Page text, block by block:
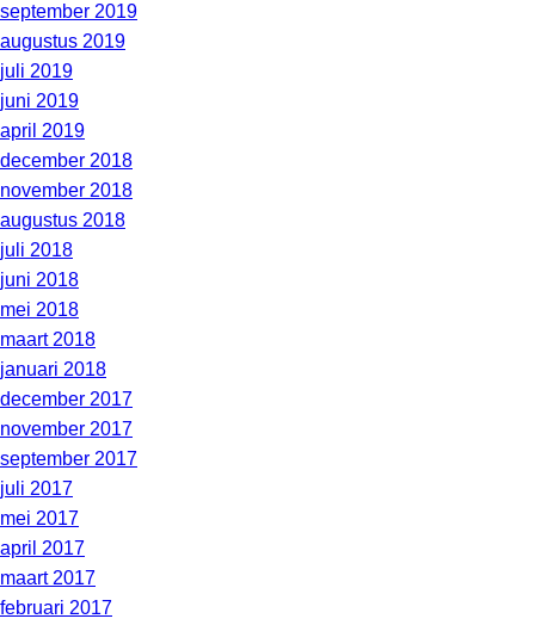
september 2019
augustus 2019
juli 2019
juni 2019
april 2019
december 2018
november 2018
augustus 2018
juli 2018
juni 2018
mei 2018
maart 2018
januari 2018
december 2017
november 2017
september 2017
juli 2017
mei 2017
april 2017
maart 2017
februari 2017